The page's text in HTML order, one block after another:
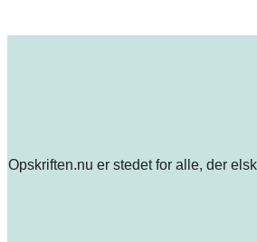
Opskriften.nu er stedet for alle, der